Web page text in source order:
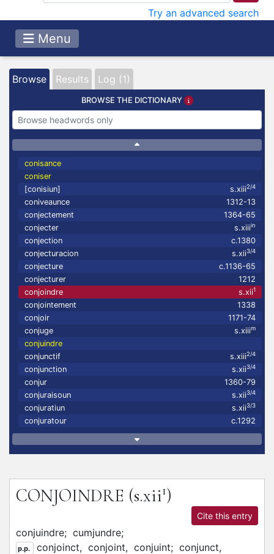
Try an advanced search
Menu
Browse Results Log (1)
BROWSE THE DICTIONARY
conisance
coniser
[conisiun]
s.xiii2/4
coniveaunce
1312-13
conjectement
1364-65
conjecter
s.xiiiin
conjection
c.1380
conjecturacion
s.xii3/4
conjecture
c.1136-65
conjecturer
1212
conjoindre
s.xii1
conjointement
1338
conjoir
1171-74
conjuge
s.xiiim
conjuindre
conjunctif
s.xiii2/4
conjunction s.xii3/4
conjur
1360-79
conjuraisoun
s.xii3/4
conjuratiun s.xii3/3
conjuratour c.1292
CONJOINDRE (s.xii1)
Cite this entry
conjuindre; cumjundre;
p.p. conjoinct, conjoint, conjuint; conjunct,